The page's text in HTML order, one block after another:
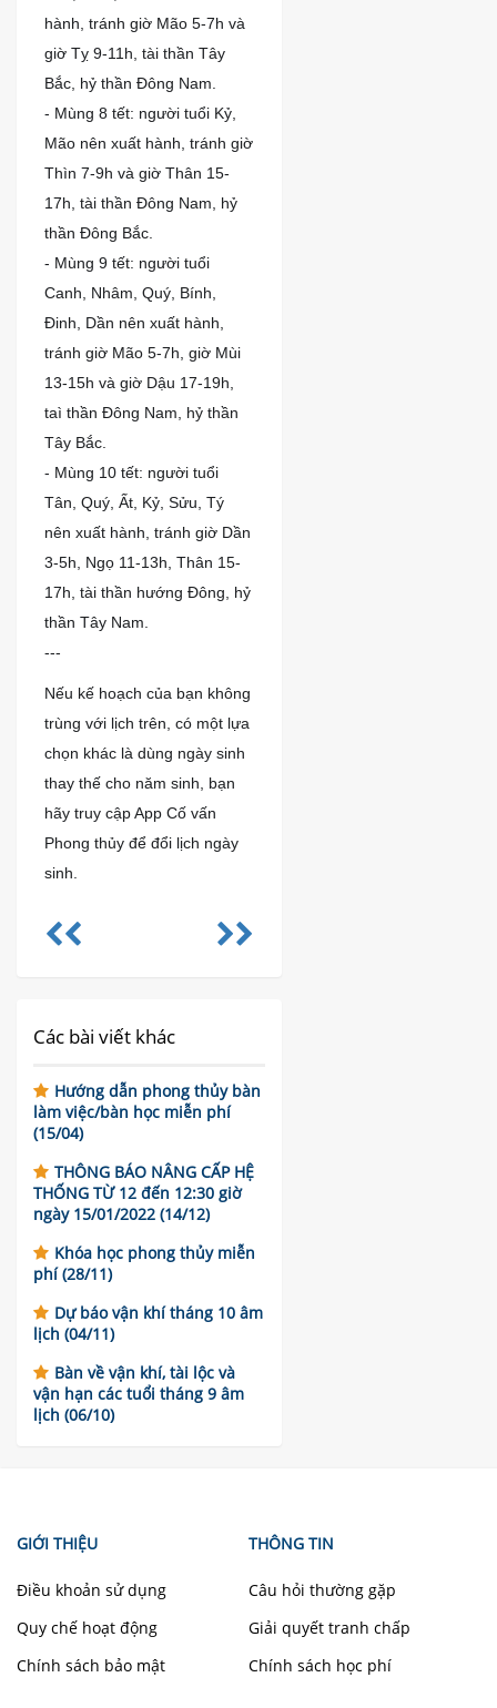
hành, tránh giờ Mão 5-7h và
giờ Tỵ 9-11h, tài thần Tây
Bắc, hỷ thần Đông Nam.
- Mùng 8 tết: người tuổi Kỷ,
Mão nên xuất hành, tránh giờ
Thìn 7-9h và giờ Thân 15-
17h, tài thần Đông Nam, hỷ
thần Đông Bắc.
- Mùng 9 tết: người tuổi
Canh, Nhâm, Quý, Bính,
Đinh, Dần nên xuất hành,
tránh giờ Mão 5-7h, giờ Mùi
13-15h và giờ Dậu 17-19h,
taì thần Đông Nam, hỷ thần
Tây Bắc.
- Mùng 10 tết: người tuổi
Tân, Quý, Ất, Kỷ, Sửu, Tý
nên xuất hành, tránh giờ Dần
3-5h, Ngọ 11-13h, Thân 15-
17h, tài thần hướng Đông, hỷ
thần Tây Nam.
---
Nếu kế hoạch của bạn không
trùng với lịch trên, có một lựa
chọn khác là dùng ngày sinh
thay thế cho năm sinh, bạn
hãy truy cập App Cố vấn
Phong thủy để đổi lịch ngày
sinh.
Các bài viết khác
Hướng dẫn phong thủy bàn
làm việc/bàn học miễn phí
(15/04)
THÔNG BÁO NÂNG CẤP HỆ
THỐNG TỪ 12 đến 12:30 giờ
ngày 15/01/2022 (14/12)
Khóa học phong thủy miễn
phí (28/11)
Dự báo vận khí tháng 10 âm
lịch (04/11)
Bàn về vận khí, tài lộc và
vận hạn các tuổi tháng 9 âm
lịch (06/10)
GIỚI THIỆU
Điều khoản sử dụng
Quy chế hoạt động
Chính sách bảo mật
THÔNG TIN
Câu hỏi thường gặp
Giải quyết tranh chấp
Chính sách học phí